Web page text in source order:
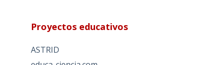
Proyectos educativos
ASTRID